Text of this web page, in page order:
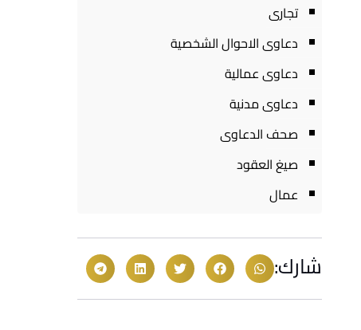
تجارى
دعاوى الاحوال الشخصية
دعاوى عمالية
دعاوى مدنية
صحف الدعاوى
صيغ العقود
عمال
شارك: